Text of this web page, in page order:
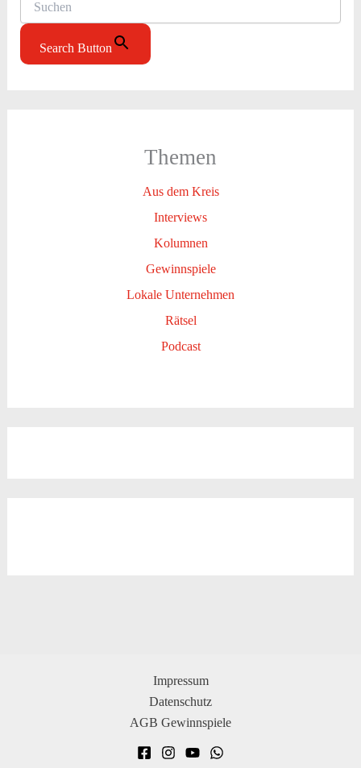
Search Button
Themen
Aus dem Kreis
Interviews
Kolumnen
Gewinnspiele
Lokale Unternehmen
Rätsel
Podcast
Impressum
Datenschutz
AGB Gewinnspiele